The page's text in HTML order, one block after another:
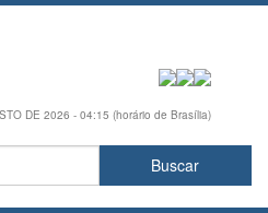
DE 2026 - 04:15 (horário de Brasília)